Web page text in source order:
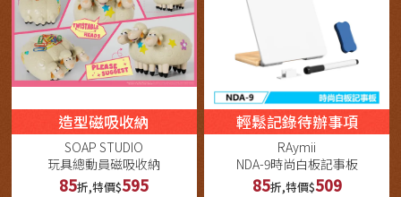
造型磁吸收納
SOAP STUDIO
玩具總動員磁吸收納
85折,特價$595
輕鬆記錄待辦事項
RAymii
NDA-9時尚白板記事板
85折,特價$509